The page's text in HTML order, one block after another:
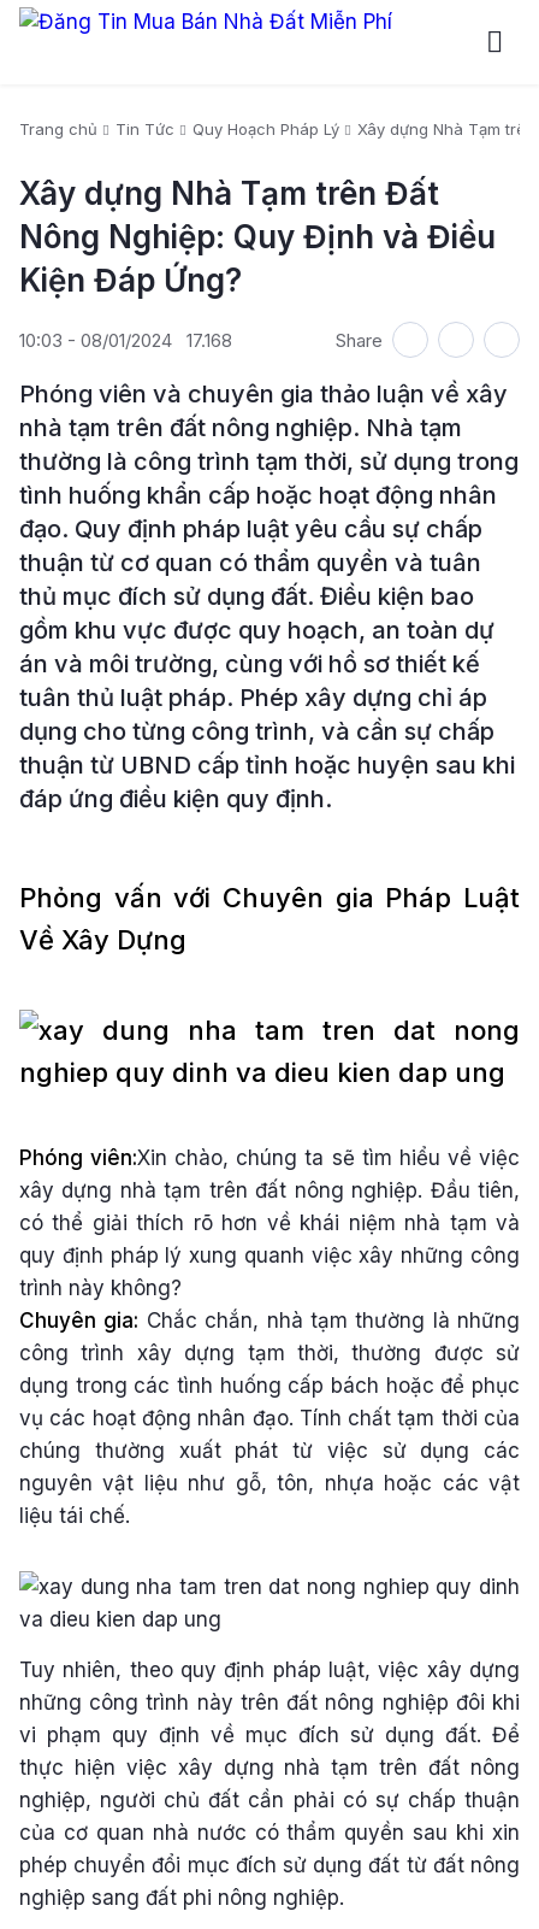
Trang chủ Tin Tức Quy Hoạch Pháp Lý Xây dựng Nhà Tạm
Xây dựng Nhà Tạm trên Đất
Nông Nghiệp: Quy Định và Điều
Kiện Đáp Ứng?
10:03 - 08/01/2024 17.168 Share
Phóng viên và chuyên gia thảo luận về xây
nhà tạm trên đất nông nghiệp. Nhà tạm
thường là công trình tạm thời, sử dụng trong
tình huống khẩn cấp hoặc hoạt động nhân
đạo. Quy định pháp luật yêu cầu sự chấp
thuận từ cơ quan có thẩm quyền và tuân
thủ mục đích sử dụng đất. Điều kiện bao
gồm khu vực được quy hoạch, an toàn dự
án và môi trường, cùng với hồ sơ thiết kế
tuân thủ luật pháp. Phép xây dựng chỉ áp
dụng cho từng công trình, và cần sự chấp
thuận từ UBND cấp tỉnh hoặc huyện sau khi
đáp ứng điều kiện quy định.
Phỏng vấn với Chuyên gia Pháp Luật
Về Xây Dựng
Phóng viên:Xin chào, chúng ta sẽ tìm hiểu về việc
xây dựng nhà tạm trên đất nông nghiệp. Đầu tiên,
có thể giải thích rõ hơn về khái niệm nhà tạm và
quy định pháp lý xung quanh việc xây những công
trình này không?
Chuyên gia: Chắc chắn, nhà tạm thường là những
công trình xây dựng tạm thời, thường được sử
dụng trong các tình huống cấp bách hoặc để phục
vụ các hoạt động nhân đạo. Tính chất tạm thời của
chúng thường xuất phát từ việc sử dụng các
nguyên vật liệu như gỗ, tôn, nhựa hoặc các vật
liệu tái chế.
Tuy nhiên, theo quy định pháp luật, việc xây dựng
những công trình này trên đất nông nghiệp đôi khi
vi phạm quy định về mục đích sử dụng đất. Để
thực hiện việc xây dựng nhà tạm trên đất nông
nghiệp, người chủ đất cần phải có sự chấp thuận
của cơ quan nhà nước có thẩm quyền sau khi xin
phép chuyển đổi mục đích sử dụng đất từ đất nông
nghiệp sang đất phi nông nghiệp.